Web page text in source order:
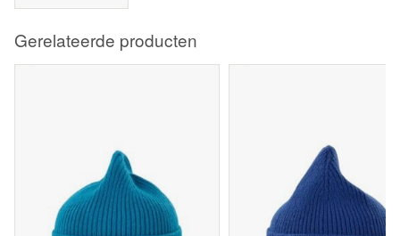
Gerelateerde producten